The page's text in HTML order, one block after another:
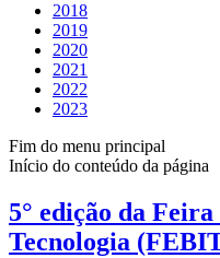
2018
2019
2020
2021
2022
2023
Fim do menu principal
Início do conteúdo da página
5° edição da
Tecnologia